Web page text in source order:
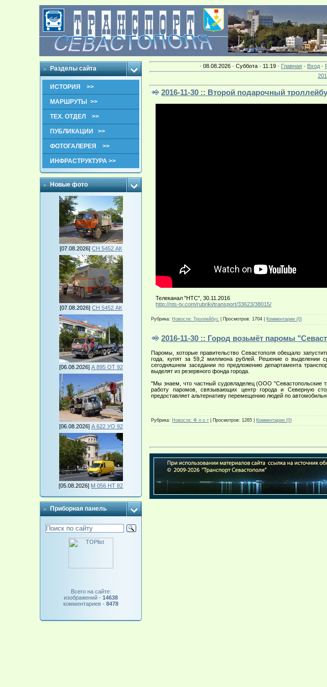
Разделы сайта
ИСТОРИЯ >>
МАРШРУТЫ >>
ТЕХ. ОТДЕЛ >>
ПУБЛИКАЦИИ >>
ФОТОГАЛЕРЕЯ >>
ИНФРАСТРУКТУРА >>
Новые фото
[07.08.2026]СН 5452 АК
[07.08.2026]СН 5452 АК
[06.08.2026] А 895 ОТ 92
[06.08.2026] А 622 УО 92
[05.08.2026] М 056 НТ 82
Приборная панель
Всего на сайте:
изображений -14638
комментариев -8478
· 08.08.2026 · Суббота · 11:19 · Главная· Вход·
2016-11-30 :: Второй подарочный
Телеканал "НТС", 30.11.2016
http://nts-tv.com/rubriki/transport/33623/38015/
Рубрика: Новости: Троллейбус Просмотров: 1704 Комментарии (0)
2016-11-30 :: Город возьмёт паромы
Паромы, которые правительство Севастополя обещало
года, купят за 59,2 миллиона рублей. Решение о выделении
сегодняшнем заседании по предложению департамента
выделят из резервного фонда города.
"Мы знаем, что частный судовладелец (ООО "Севастопольские
работу паромов, связывающих центр города и Северную
предоставляет альтернативу перемещению людей по
Рубрика: Новости: Ф л о т Просмотров: 1265 Комментарии (0)